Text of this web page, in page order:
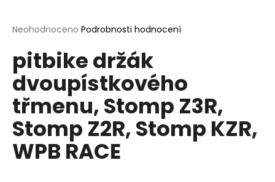
Průměrné
produktu
je
0,0
z
5
hvězdiček.
Neohodnoceno Podrobnosti hodnocení
pitbike držák
dvoupístkového
třmenu, Stomp Z3R,
Stomp Z2R, Stomp KZR,
WPB RACE
j
t
?
HLEDAT